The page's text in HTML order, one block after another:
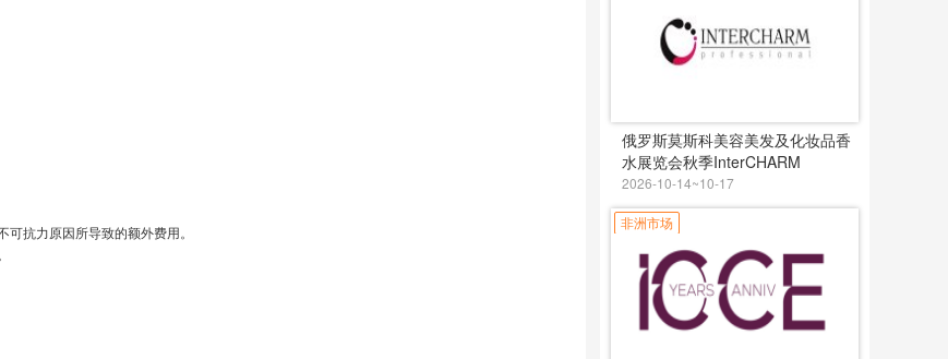
抗力原因所导致的额外费用。
俄罗斯莫斯科美容美发及化妆品香
水展览会秋季InterCHARM
2026-10-14~10-17
非洲市场